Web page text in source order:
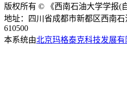
版权所有 © 《西南石油大学学报(
地址：四川省成都市新都区西南
610500
本系统由北京玛格泰克科技发展有